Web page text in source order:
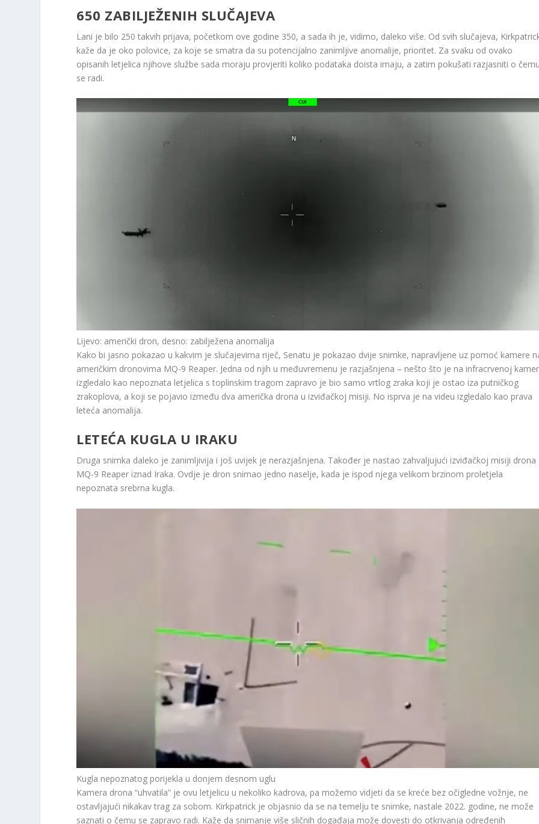
650 ZABILJEŽENIH SLUČAJEVA
Lani je bilo 250 takvih prijava, početkom ove godine 350, a sada ih je, vidimo, daleko više. Od svih slučajeva,
kaže da je oko polovice, za koje se smatra da su potencijalno zanimljive anomalije, prioritet. Za svaku od ovako
opisanih letjelica njihove službe sada moraju provjeriti koliko podataka doista imaju, a zatim pokušati razjasniti o
se radi.
Lijevo: američki dron, desno: zabilježena anomalija
Kako bi jasno pokazao u kakvim je slučajevima riječ, Senatu je pokazao dvije snimke, napravljene uz pomoć kamere
američkim dronovima MQ-9 Reaper. Jedna od njih u međuvremenu je razjašnjena – nešto što je na infracrvenoj
izgledalo kao nepoznata letjelica s toplinskim tragom zapravo je bio samo vrtlog zraka koji je ostao iza putničkog
zrakoplova, a koji se pojavio između dva američka drona u izviđačkoj misiji. No isprva je na videu izgledalo kao prava
leteća anomalija.
LETEĆA KUGLA U IRAKU
Druga snimka daleko je zanimljivija i još uvijek je nerazjašnjena. Također je nastao zahvaljujući izviđačkoj misiji drona
MQ-9 Reaper iznad Iraka. Ovdje je dron snimao jedno naselje, kada je ispod njega velikom brzinom proletjela
nepoznata srebrna kugla.
Kugla nepoznatog porijekla u donjem desnom uglu
Kamera drona “uhvatila” je ovu letjelicu u nekoliko kadrova, pa možemo vidjeti da se kreće bez očigledne vožnje, ne
ostavljajući nikakav trag za sobom. Kirkpatrick je objasnio da se na temelju te snimke, nastale 2022. godine, ne može
saznati o čemu se zapravo radi. Kaže da snimanje više sličnih događaja može dovesti do otkrivanja određenih